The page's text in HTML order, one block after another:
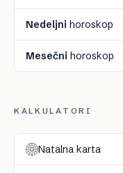
Nedeljni horoskop
Mesečni horoskop
KALKULATORI
Natalna karta